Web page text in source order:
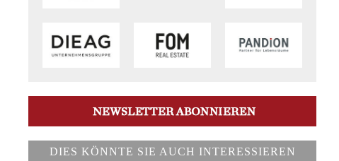
DIES KÖNNTE SIE AUCH INTERESSIEREN